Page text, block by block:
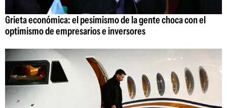
Grieta económica: el pesimismo de la gente choca con el
optimismo de empresarios e inversores